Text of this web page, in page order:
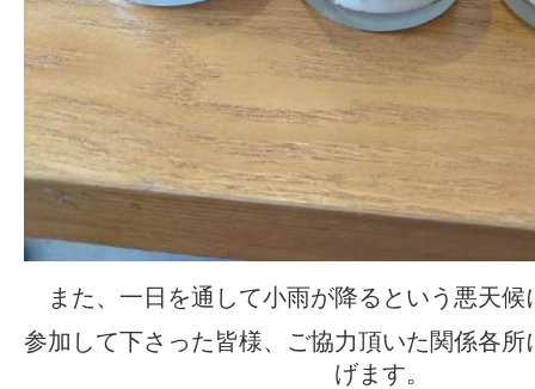
また、一日を通して小雨が降るという悪天
参加して下さった皆様、ご協力頂いた関係各所
げます。